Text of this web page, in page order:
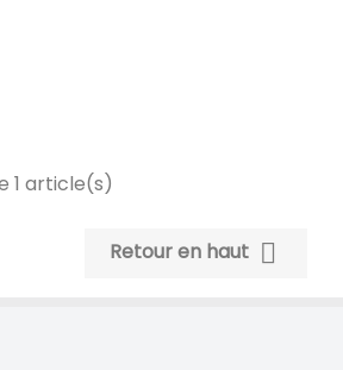
1 article(s)
Retour en haut 